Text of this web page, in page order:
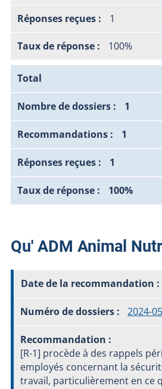
1
100%
Total
1
1
1
100%
Qu' ADM Animal
2024-
[R-1] procède à des rappels
employés concernant la
travail, particulièrement en ce